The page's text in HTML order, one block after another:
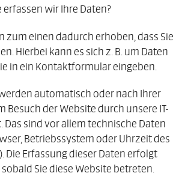
erfassen wir Ihre Daten?
zum einen dadurch erhoben, dass Sie
Hierbei kann es sich z. B. um Daten
in ein Kontaktformular eingeben.
automatisch oder nach Ihrer
Besuch der Website durch unsere IT-
Das sind vor allem technische Daten
Betriebssystem oder Uhrzeit des
Die Erfassung dieser Daten erfolgt
Sie diese Website betreten.